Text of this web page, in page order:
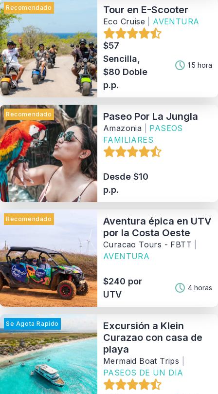
Recomendado Tour en E-Scooter
Eco Cruise AVENTURA
$57
Sencilla,
$80 Doble
p.p.
1.5 hora
Recomendado Paseo Por La Jungla
Amazonia
PASEOS
FAMILIARES
Desde $10
p.p.
Recomendado
Aventura épica en UTV
por la Costa Oeste
Curacao Tours - FBTT
AVENTURA
$240 por
UTV
4 horas
Se Agota Rapido
Excursión a Klein
Curazao con casa de
playa
Mermaid Boat Trips
PASEOS DE UN DIA